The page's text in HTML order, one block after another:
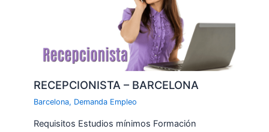
RECEPCIONISTA – BARCELONA
Barcelona, Demanda Empleo
Requisitos Estudios mínimos Formación